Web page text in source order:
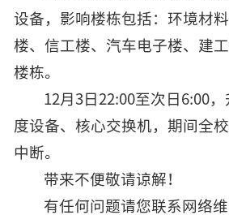
设备，影响楼栋包括：环境材
楼、信工楼、汽车电子楼、建
楼栋。
12月3日22:00至次日6:00
度设备、核心交换机，期间全
中断。
带来不便敬请谅解！
有任何问题请您联系网络维